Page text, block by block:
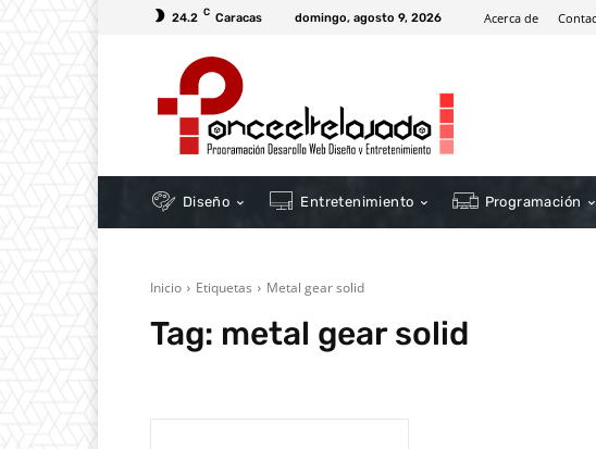
24.2 C Caracas domingo, agosto 9, 2026 Acerca de
Diseño Entretenimiento Programación
Inicio Etiquetas Metal gear solid
Tag: metal gear solid